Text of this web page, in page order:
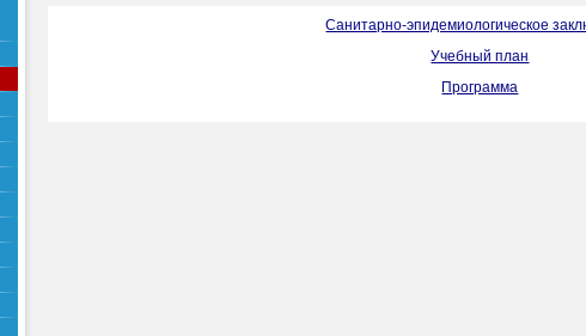
Санитарно-эпидемиологическое
Учебный план
Программа